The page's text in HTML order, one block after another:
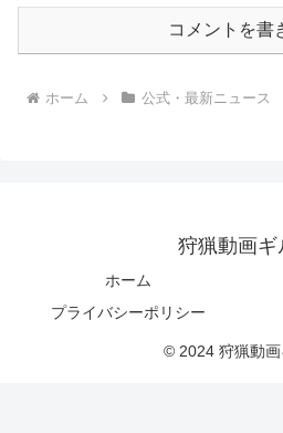
コメントを書
ホーム 公式・最新ニュース
狩猟動画ギ
ホーム
プライバシーポリシー
© 2024 狩猟動画